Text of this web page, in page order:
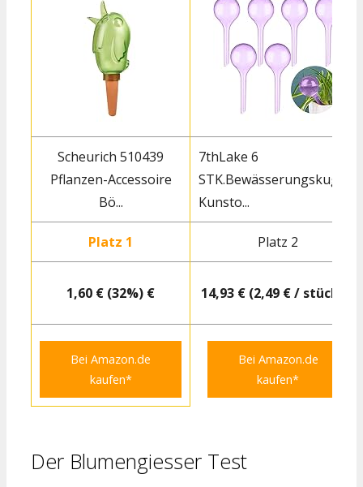
Scheurich 510439
Pflanzen-Accessoire
Bö...
7thLake 6
STK.Bewässerungskugeln
Kunsto...
Platz 1 Platz 2
1,60 € (32%) € 14,93 € (2,49 € / stück) €
Bei Amazon.de
kaufen*
Bei Amazon.de
kaufen*
Der Blumengiesser Test